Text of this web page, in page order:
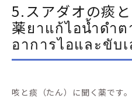
5.スアダオの痰
薬ยาแก้ไอน้ำดำต
อาการไอและขับ
咳と痰（たん）に聞く薬です